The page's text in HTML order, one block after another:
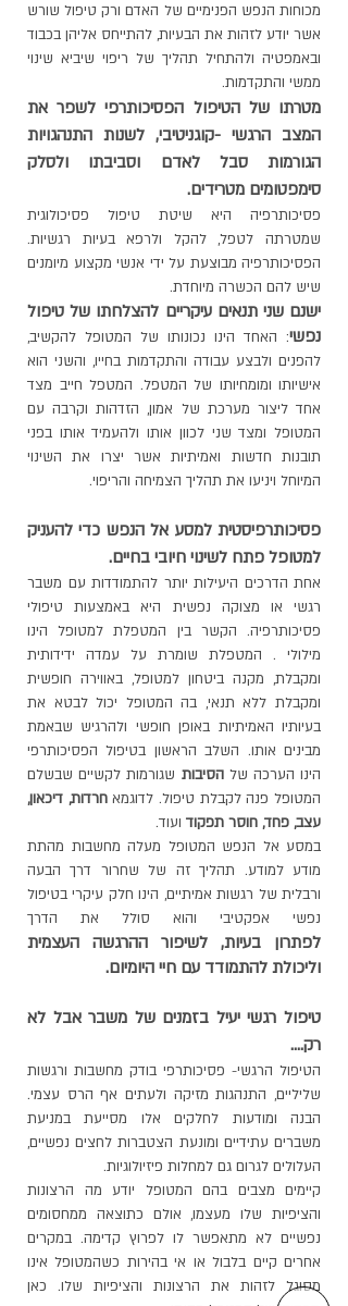
מכוחות הנפש הפנימיים של האדם ורק טיפול שורש
אשר יודע לזהות את הבעיות, להתייחס אליהן בכבוד
ובאמפטיה ולהתחיל תהליך של ריפוי שיביא שינוי
ממשי והתקדמות.
מטרתו של הטיפול הפסיכותרפי לשפר את
המצב הרגשי -קוגניטיבי, לשנות התנהגויות
הגורמות סבל לאדם וסביבתו ולסלק
סימפטומים מטרידים.
פסיכותרפיה היא שיטת טיפול פסיכולוגית
שמטרתה לטפל, להקל ולרפא בעיות רגשיות.
הפסיכותרפיה מבוצעת על ידי אנשי מקצוע מיומנים
שיש להם הכשרה מיוחדת.
ישנם שני תנאים עיקריים להצלחתו של טיפול
נפשי: האחד הינו נכונותו של המטופל להקשיב,
להפנים ולבצע עבודה והתקדמות בחייו, והשני הוא
אישיותו ומומחיותו של המטפל. המטפל חייב מצד
אחד ליצור מערכת של אמון, הזדהות וקרבה עם
המטופל ומצד שני לכוון אותו ולהעמיד אותו בפני
תובנות חדשות ואמיתיות אשר יצרו את השינוי
המיוחל ויניעו את תהליך הצמיחה והריפוי.
פסיכותרפיסטית למסע אל הנפש כדי להעניק
למטופל פתח לשינוי חיובי בחיים.
אחת הדרכים היעילות יותר להתמודדות עם משבר
רגשי או מצוקה נפשית היא באמצעות טיפולי
פסיכותרפיה. הקשר בין המטפלת למטופל הינו
מילולי . המטפלת שומרת על עמדה ידידותית
ומקבלת, מקנה ביטחון למטופל, באווירה חופשית
ומקבלת ללא תנאי, בה המטופל יכול לבטא את
בעיותיו האמיתיות באופן חופשי ולהרגיש שבאמת
מבינים אותו. השלב הראשון בטיפול הפסיכותרפי
הינו הערכה שלהסיבות שגורמות לקשיים שבשלם
המטופל פנה לקבלת טיפול. לדוגמאחרדות, דיכאון,
עצב, פחד, חוסר תפקוד ועוד.
במסע אל הנפש המטופל מעלה מחשבות מהתת
מודע למודע. תהליך זה של שחרור דרך הבעה
ורבלית של רגשות אמיתיים, הינו חלק עיקרי בטיפול
נפשי אפקטיבי והוא סולל את הדרך
לפתרון בעיות, לשיפור ההרגשה העצמית
וליכולת להתמודד עם חיי היומיום.
טיפול רגשי יעיל בזמנים של משבר אבל לא
רק....
הטיפול הרגשי- פסיכותרפי בודק מחשבות ורגשות
שליליים, התנהגות מזיקה ולעתים אף הרס עצמי.
הבנה ומודעות לחלקים אלו מסייעת במניעת
משברים עתידיים ומונעת הצטברות לחצים נפשיים,
העלולים לגרום גם למחלות פיזיולוגיות.
קיימים מצבים בהם המטופל יודע מה הרצונות
והציפיות שלו מעצמו, אולם כתוצאה ממחסומים
נפשיים לא מתאפשר לו לפרוץ קדימה. במקרים
אחרים קיים בלבול או אי בהירות כשהמטופל אינו
מסוגל לזהות את הרצונות והציפיות שלו. כאן